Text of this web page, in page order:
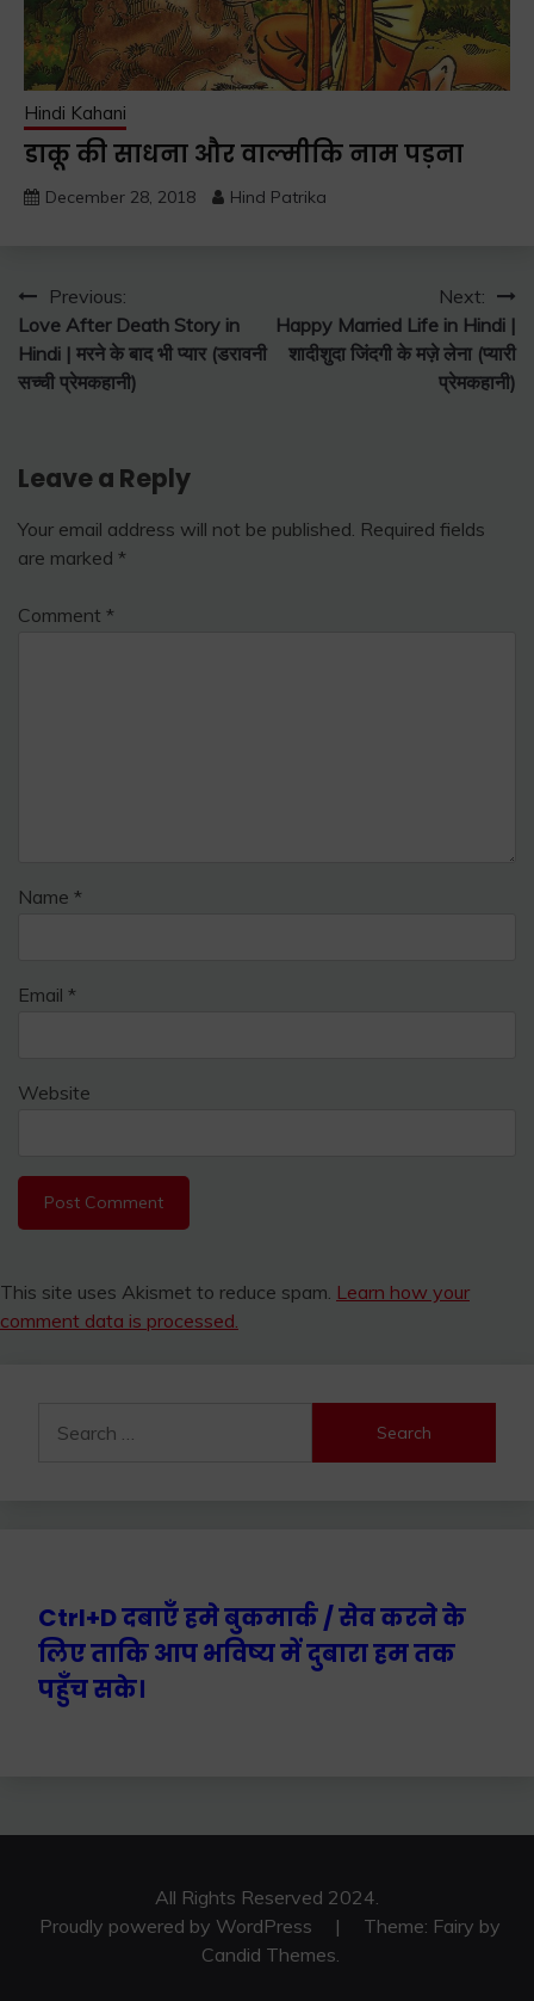
Hindi Kahani
डाकू की साधना और वाल्मीकि नाम पड़ना
December 28, 2018 Hind Patrika
Post
navigation
Previous:
Love After Death Story in
Hindi | मरने के बाद भी प्यार (डरावनी
सच्ची प्रेमकहानी)
Next:
Happy Married Life in Hindi |
शादीशुदा जिंदगी के मज़े लेना (प्यारी
प्रेमकहानी)
Leave a Reply
Your email address will not be published. Required fields
are marked *
Comment *
Name *
Email *
Website
This site uses Akismet to reduce spam. Learn how your
comment data is processed.
for:
Ctrl+D दबाएँ हमे बुकमार्क / सेव करने के
लिए ताकि आप भविष्य में दुबारा हम तक
पहुँच सके।
All Rights Reserved 2024.
Proudly powered by WordPress
|
Theme: Fairy by
Candid Themes.